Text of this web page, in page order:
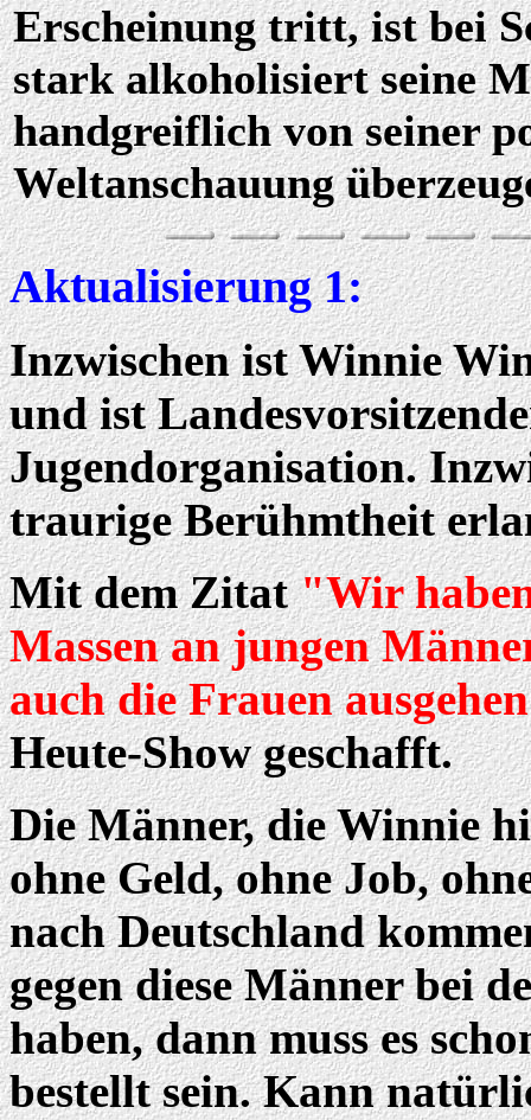
Erscheinung tritt, ist bei
stark alkoholisiert seine
handgreiflich von seiner
Weltanschauung
Aktualisierung 1:
Inzwischen ist Winnie
und ist
Jugendorganisation.
traurige Berühmtheit
Mit dem Zitat"Wir
Massen an jungen
auch die Frauen
Heute-Show geschafft.
Die Männer, die Winnie
ohne Geld, ohne Job,
nach Deutschland
gegen diese Männer bei
haben, dann muss es
bestellt sein. Kann